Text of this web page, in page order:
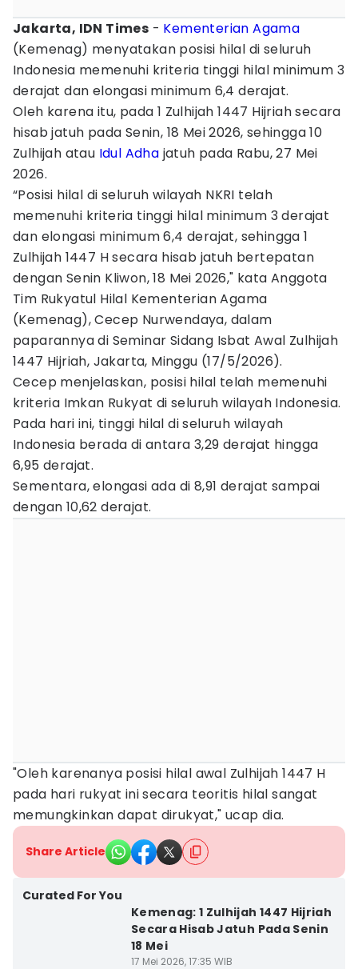
Jakarta, IDN Times - Kementerian Agama
(Kemenag) menyatakan posisi hilal di seluruh
Indonesia memenuhi kriteria tinggi hilal minimum 3
derajat dan elongasi minimum 6,4 derajat.
Oleh karena itu, pada 1 Zulhijah 1447 Hijriah secara
hisab jatuh pada Senin, 18 Mei 2026, sehingga 10
Zulhijah atau Idul Adha jatuh pada Rabu, 27 Mei
2026.
“Posisi hilal di seluruh wilayah NKRI telah
memenuhi kriteria tinggi hilal minimum 3 derajat
dan elongasi minimum 6,4 derajat, sehingga 1
Zulhijah 1447 H secara hisab jatuh bertepatan
dengan Senin Kliwon, 18 Mei 2026," kata Anggota
Tim Rukyatul Hilal Kementerian Agama
(Kemenag), Cecep Nurwendaya, dalam
paparannya di Seminar Sidang Isbat Awal Zulhijah
1447 Hijriah, Jakarta, Minggu (17/5/2026).
Cecep menjelaskan, posisi hilal telah memenuhi
kriteria Imkan Rukyat di seluruh wilayah Indonesia.
Pada hari ini, tinggi hilal di seluruh wilayah
Indonesia berada di antara 3,29 derajat hingga
6,95 derajat.
Sementara, elongasi ada di 8,91 derajat sampai
dengan 10,62 derajat.
"Oleh karenanya posisi hilal awal Zulhijah 1447 H
pada hari rukyat ini secara teoritis hilal sangat
memungkinkan dapat dirukyat," ucap dia.
Share Article
Curated For You
Kemenag: 1 Zulhijah 1447 Hijriah
Secara Hisab Jatuh Pada Senin
18 Mei
17 Mei 2026, 17:35 WIB